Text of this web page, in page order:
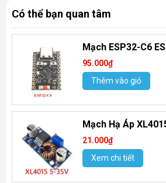
Có thể bạn quan tâm
Mạch ESP32-C6
95.000₫
Thêm vào giỏ
Mạch Hạ Áp
21.000₫
Xem chi tiết